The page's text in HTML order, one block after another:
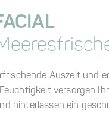
Auszeit und
versorgen
hinterlassen ein